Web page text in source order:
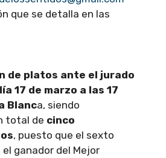
que se detalla en las
de platos ante el jurado
17 de marzo a las 17
Blanca, siendo
total de cinco
, puesto que el sexto
ganador del Mejor